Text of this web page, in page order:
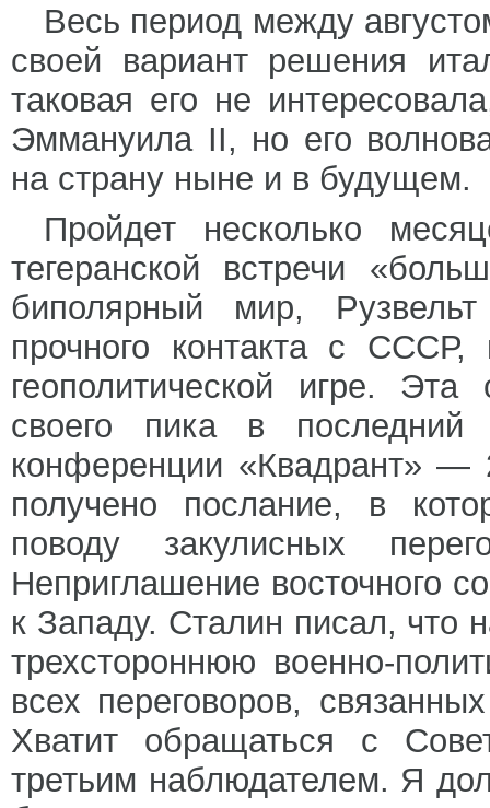
Весь период между
своей вариант решения
таковая его не
Эммануила II, но его
на страну ныне и в будущем.
Пройдет несколько
тегеранской встречи
биполярный мир,
прочного контакта с
геополитической игре. Эта
своего пика в последний
конференции «Квадрант» —
получено послание, в
поводу закулисных
Неприглашение восточного
к Западу. Сталин писал, что
трехстороннюю военно-
всех переговоров,
Хватит обращаться с
третьим наблюдателем. Я